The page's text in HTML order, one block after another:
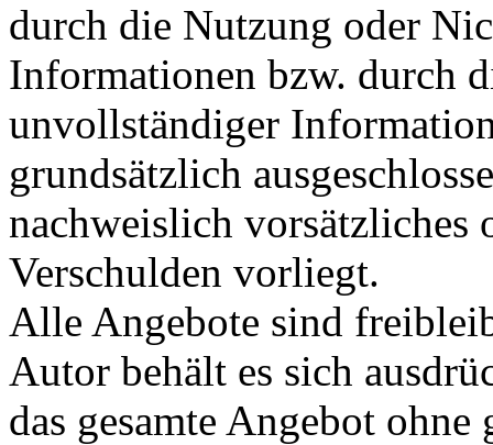
durch die Nutzung oder
Informationen bzw. durch
unvollständiger
grundsätzlich
nachweislich vorsätzliches
Verschulden vorliegt.
Alle Angebote sind
Autor behält es sich
das gesamte Angebot